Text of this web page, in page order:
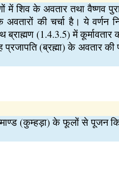
शिव के अवतार तथा वैष्णव
की चर्चा है। ये वर्णन
ब्राह्मण (1.4.3.5) में
(ब्रह्मा) के अवतार की
(कुम्हड़ा) के फूलों से पूजन